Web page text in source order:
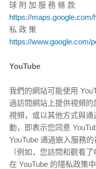
球 附 加 服 務 條 款
https://
私 政 策
https://www.google.com/
YouTube
我們的網站可能使用
過訪問網站上提供視頻的
視頻，或以其他方式與通
動，即表示您同意
YouTube 通過嵌入服務
（例如，您訪問和觀看
在 YouTube 的隱私政策